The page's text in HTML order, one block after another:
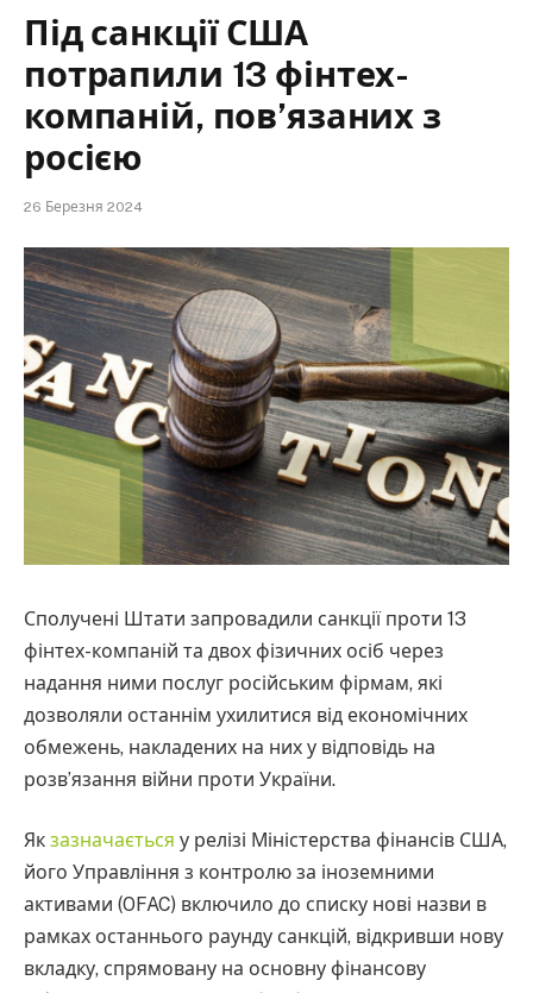
Під санкції США
потрапили 13 фінтех-
компаній, пов’язаних з
росією
26 Березня 2024
Сполучені Штати запровадили санкції проти 13
фінтех-компаній та двох фізичних осіб через
надання ними послуг російським фірмам, які
дозволяли останнім ухилитися від економічних
обмежень, накладених на них у відповідь на
розв’язання війни проти України.
Як зазначається у релізі Міністерства фінансів США,
його Управління з контролю за іноземними
активами (OFAC) включило до списку нові назви в
рамках останнього раунду санкцій, відкривши нову
вкладку, спрямовану на основну фінансову